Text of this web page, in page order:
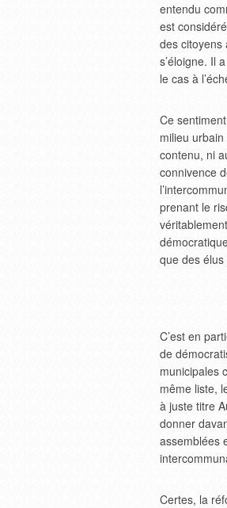
entendu
est
des citoyens
s’éloigne. Il
le cas à
Ce
milieu
contenu, ni
connivence
prenant le
que des élus
C’est en
de
municipales
même liste,
à juste titre
donner
assemblées
Certes, la